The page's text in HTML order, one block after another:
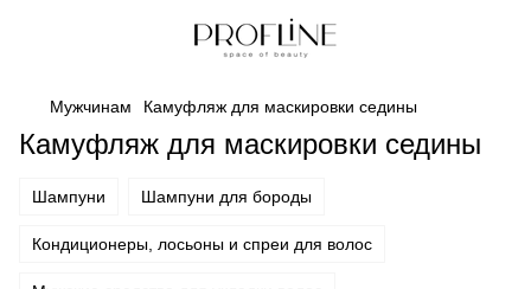
Мужчинам Камуфляж для маскировки седины
Камуфляж для маскировки седины
Шампуни Шампуни для бороды
Кондиционеры, лосьоны и спреи для волос